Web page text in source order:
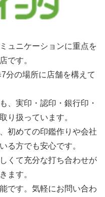
ュニケーションに重点を
です。
分の場所に店舗を構えて
、実印・認印・銀行印・
り扱っています。
初めての印鑑作りや会社
る方でも安心です。
くて充分な打ち合わせが
ます。
です。気軽にお問い合わ